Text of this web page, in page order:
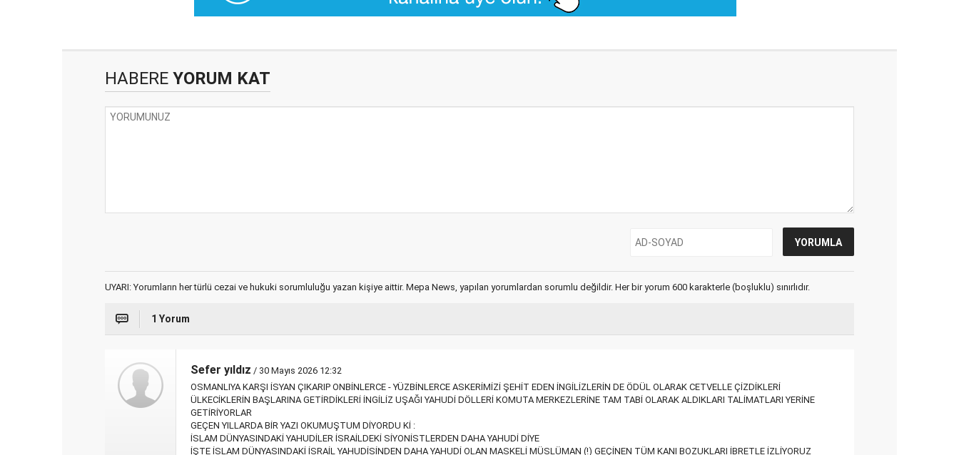
HABERE YORUM KAT
UYARI: Yorumların her türlü cezai ve hukuki sorumluluğu yazan kişiye aittir. Mepa News, yapılan yorumlardan sorumlu değildir. Her bir yorum 600 karakterle (boşluklu) sınırlıdır.
1 Yorum
Sefer yıldız / 30 Mayıs 2026 12:32
OSMANLIYA KARŞI İSYAN ÇIKARIP ONBİNLERCE - YÜZBİNLERCE ASKERİMİZİ ŞEHİT EDEN İNGİLİZLERİN DE ÖDÜL OLARAK CETVELLE ÇİZDİKLERİ
ÜLKECİKLERİN BAŞLARINA GETİRDİKLERİ İNGİLİZ UŞAĞI YAHUDİ DÖLLERİ KOMUTA MERKEZLERİNE TAM TABİ OLARAK ALDIKLARI TALİMATLARI YERİNE
GETİRİYORLAR
GEÇEN YILLARDA BİR YAZI OKUMUŞTUM DİYORDU Kİ :
İSLAM DÜNYASINDAKİ YAHUDİLER İSRAİLDEKİ SİYONİSTLERDEN DAHA YAHUDİ DİYE
İŞTE İSLAM DÜNYASINDAKİ İSRAİL YAHUDİSİNDEN DAHA YAHUDİ OLAN MASKELİ MÜSLÜMAN (!) GEÇİNEN TÜM KANI BOZUKLARI İBRETLE İZLİYORUZ